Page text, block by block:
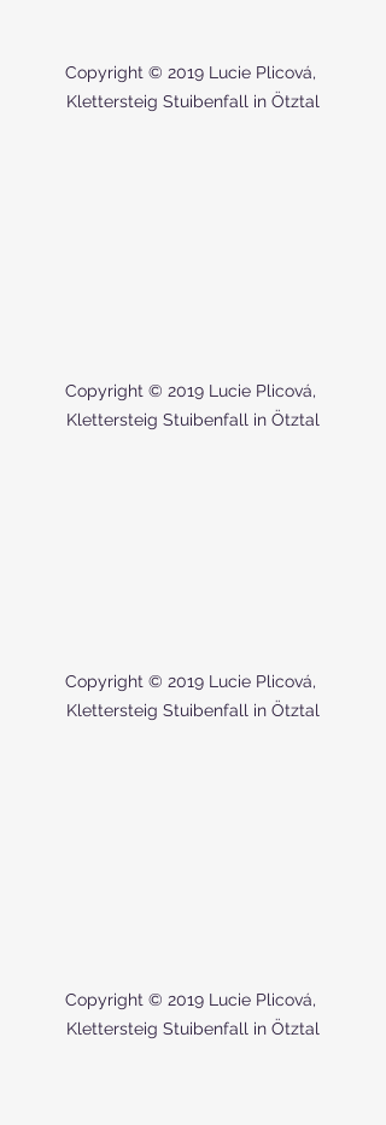
Copyright © 2019 Lucie Plicová,
Klettersteig Stuibenfall in Ötztal
Copyright © 2019 Lucie Plicová,
Klettersteig Stuibenfall in Ötztal
Copyright © 2019 Lucie Plicová,
Klettersteig Stuibenfall in Ötztal
Copyright © 2019 Lucie Plicová,
Klettersteig Stuibenfall in Ötztal